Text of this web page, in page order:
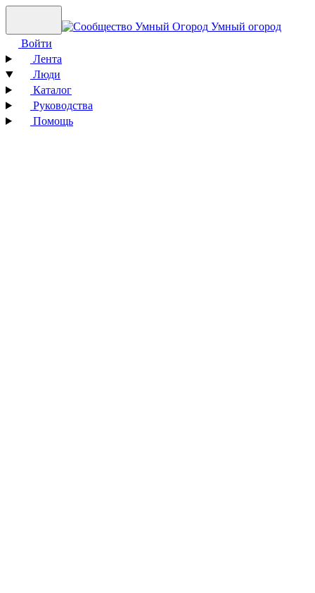
Умный огород
Войти
Лента
Люди
Каталог
Руководства
Помощь